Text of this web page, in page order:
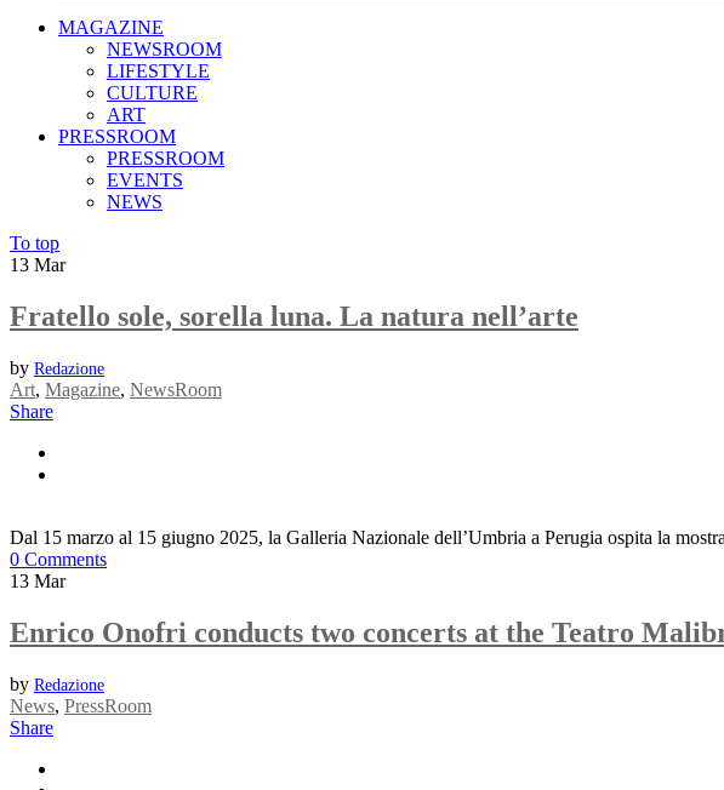
MAGAZINE
NEWSROOM
LIFESTYLE
CULTURE
ART
PRESSROOM
PRESSROOM
EVENTS
NEWS
To top
13 Mar
Fratello sole, sorella luna. La natura nell’arte
by Redazione
Art, Magazine, NewsRoom
Share
Dal 15 marzo al 15 giugno 2025, la Galleria Nazionale dell’Umbria a Perugia ospita la
0 Comments
13 Mar
Enrico Onofri conducts two concerts at the Teatro
by Redazione
News, PressRoom
Share